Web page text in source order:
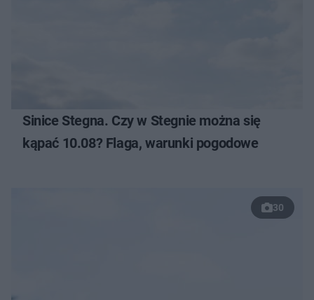
Sinice Stegna. Czy w Stegnie można się
kąpać 10.08? Flaga, warunki pogodowe
30